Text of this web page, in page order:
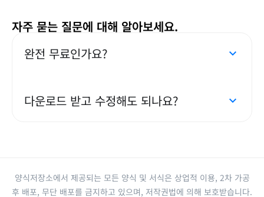
자주 묻는 질문에 대해 알아보세요.
완전 무료인가요?
다운로드 받고 수정해도 되나요?
양식저장소에서 제공되는 모든 양식 및 서식은 상업적 이용, 2차 가공
후 배포, 무단 배포를 금지하고 있으며, 저작권법에 의해 보호받습니다.